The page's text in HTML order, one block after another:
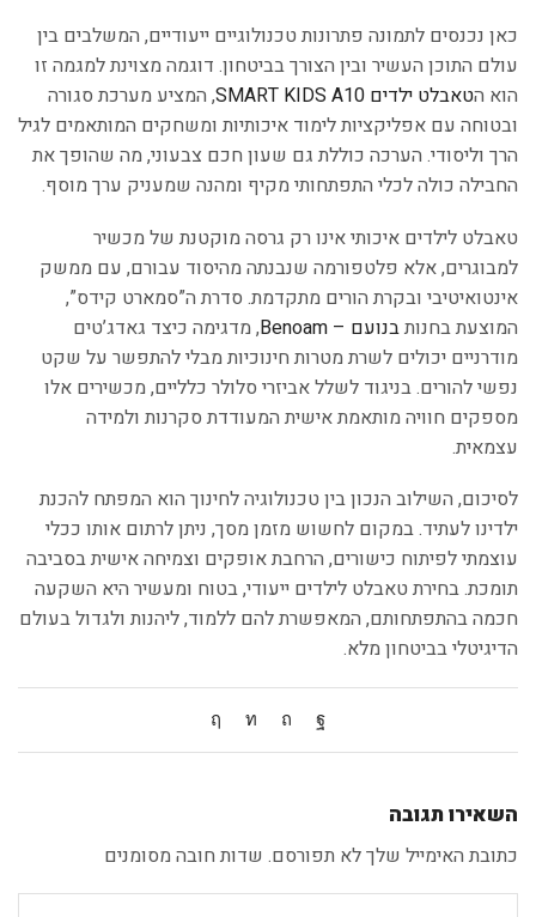
כאן נכנסים לתמונה פתרונות טכנולוגיים ייעודיים, המשלבים בין
עולם התוכן העשיר ובין הצורך בביטחון. דוגמה מצוינת למגמה זו
הוא הטאבלט ילדים SMART KIDS A10
, המציע מערכת סגורה
ובטוחה עם אפליקציות לימוד איכותיות ומשחקים המותאמים לגיל
הרך וליסודי. הערכה כוללת גם שעון חכם צבעוני, מה שהופך את
החבילה כולה לכלי התפתחותי מקיף ומהנה שמעניק ערך מוסף.
טאבלט לילדים איכותי אינו רק גרסה מוקטנת של מכשיר
למבוגרים, אלא פלטפורמה שנבנתה מהיסוד עבורם, עם ממשק
אינטואיטיבי ובקרת הורים מתקדמת. סדרת ה”סמארט קידס”,
המוצעת בחנותבנועם – Benoam
, מדגימה כיצד גאדג’טים
מודרניים יכולים לשרת מטרות חינוכיות מבלי להתפשר על שקט
נפשי להורים. בניגוד לשלל אביזרי סלולר כלליים, מכשירים אלו
מספקים חוויה מותאמת אישית המעודדת סקרנות ולמידה
עצמאית.
לסיכום, השילוב הנכון בין טכנולוגיה לחינוך הוא המפתח להכנת
ילדינו לעתיד. במקום לחשוש מזמן מסך, ניתן לרתום אותו ככלי
עוצמתי לפיתוח כישורים, הרחבת אופקים וצמיחה אישית בסביבה
תומכת. בחירת טאבלט לילדים ייעודי, בטוח ומעשיר היא השקעה
חכמה בהתפתחותם, המאפשרת להם ללמוד, ליהנות ולגדול בעולם
הדיגיטלי בביטחון מלא.
השאירו תגובה
כתובת האימייל שלך לא תפורסם. שדות חובה מסומנים